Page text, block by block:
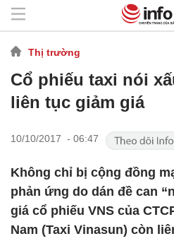
Thị trường
Cổ phiếu taxi nói
liên tục giảm giá
10/10/2017 - 06:47
Không chỉ bị cộng đồng
phản ứng do dán đề can
giá cổ phiếu VNS của
Nam (Taxi Vinasun) còn